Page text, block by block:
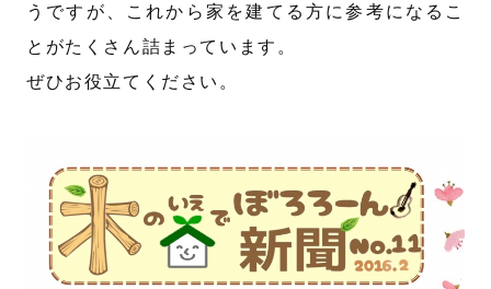
うですが、これから家を建てる方に参考になるこ
とがたくさん詰まっています。
ぜひお役立てください。